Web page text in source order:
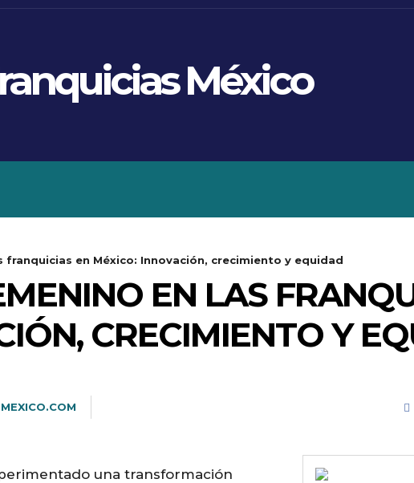
México
franquicias en México: Innovación, crecimiento y equidad
EN LAS
CRECIMIENTO Y
una transformación